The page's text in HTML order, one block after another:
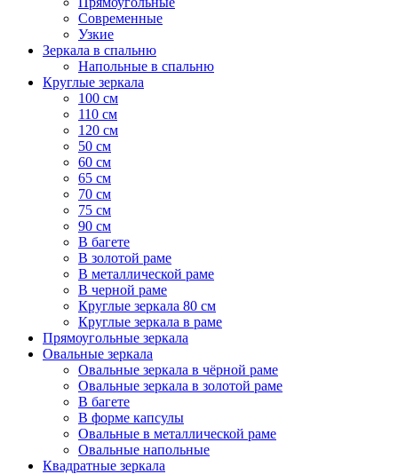
Современные
Узкие
Зеркала в спальню
Напольные в спальню
Круглые зеркала
100 см
110 см
120 см
50 см
60 см
65 см
70 см
75 см
90 см
В багете
В золотой раме
В металлической раме
В черной раме
Круглые зеркала 80 см
Круглые зеркала в раме
Прямоугольные зеркала
Овальные зеркала
Овальные зеркала в чёрной раме
Овальные зеркала в золотой раме
В багете
В форме капсулы
Овальные в металлической раме
Овальные напольные
Квадратные зеркала